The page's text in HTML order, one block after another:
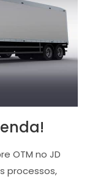
OTM no JD
processos,